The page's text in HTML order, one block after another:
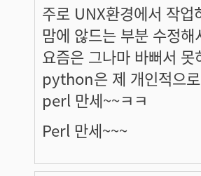
주로 UNX환경에서 작
맘에 않드는 부분 수정
요즘은 그나마 바뻐서 못
python은 제 개인적으
perl 만세~~ㅋㅋ
Perl 만세~~~